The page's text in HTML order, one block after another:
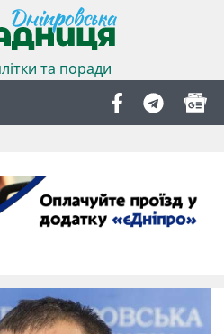
та поради